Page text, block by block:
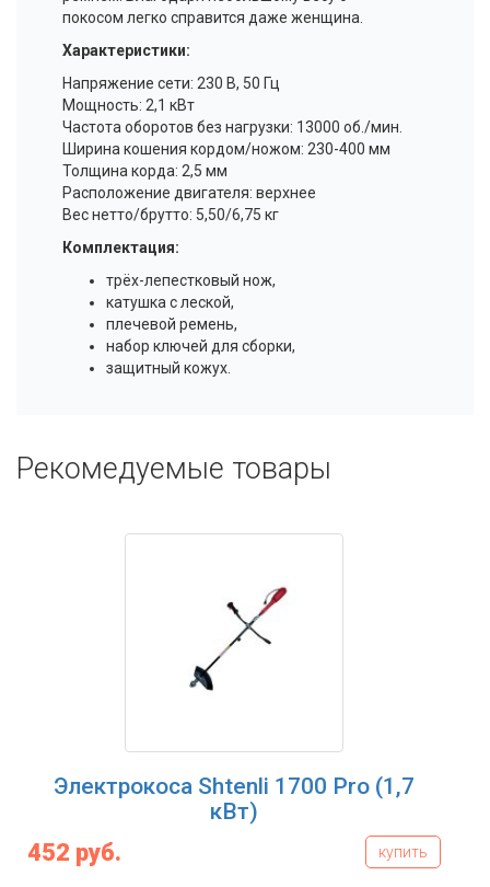
покосом легко справится даже женщина.
Характеристики:
Напряжение сети: 230 В, 50 Гц
Мощность: 2,1 кВт
Частота оборотов без нагрузки: 13000 об./мин.
Ширина кошения кордом/ножом: 230-400 мм
Толщина корда: 2,5 мм
Расположение двигателя: верхнее
Вес нетто/брутто: 5,50/6,75 кг
Комплектация:
трёх-лепестковый нож,
катушка с леской,
плечевой ремень,
набор ключей для сборки,
защитный кожух.
Рекомедуемые товары
Электрокоса Shtenli 1700 Pro (1,7
кВт)
452 руб. купить